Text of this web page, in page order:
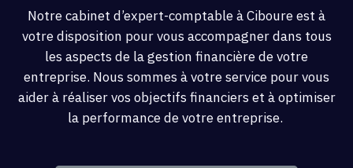
Notre cabinet d’expert-comptable à Ciboure est à
votre disposition pour vous accompagner dans tous
les aspects de la gestion financière de votre
entreprise. Nous sommes à votre service pour vous
aider à réaliser vos objectifs financiers et à optimiser
la performance de votre entreprise.